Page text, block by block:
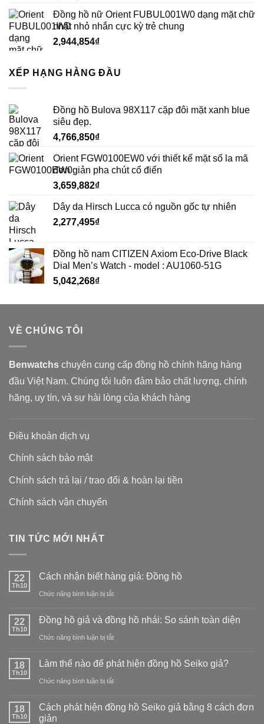
Đồng hồ nữ Orient FUBUL001W0 dạng mặt chữ
nhật nhỏ nhắn cực kỳ trẻ chung
2,944,854₫
XẾP HẠNG HÀNG ĐẦU
Đồng hồ Bulova 98X117 cặp đôi mặt xanh blue
siêu đẹp.
4,766,850₫
Orient FGW0100EW0 với thiết kế mặt số la mã
đơn giản pha chút cổ điển
3,659,882₫
Dây da Hirsch Lucca có nguồn gốc tự nhiên
2,277,495₫
Đồng hồ nam CITIZEN Axiom Eco-Drive Black
Dial Men’s Watch - model : AU1060-51G
5,042,268₫
VỀ CHÚNG TÔI
Benwatchs chuyên cung cấp đồng hồ chính hãng hàng
đầu Việt Nam. Chúng tôi luôn đảm bảo chất lượng, chính
hãng, uy tín, và sự hài lòng của khách hàng
Điều khoản dịch vụ
Chính sách bảo mật
Chính sách trả lại / trao đổi & hoàn lại tiền
Chính sách vận chuyển
TIN TỨC MỚI NHẤT
22
Th10
Cách nhận biết hàng giả: Đồng hồ
Chức năng bình luận bị tắtở
nhận
hàng
hồ
22
Th10
Đồng hồ giả và đồng hồ nhái: So sánh toàn diện
Chức năng bình luận bị tắtở
và
18
Th10
Làm thế nào để phát hiện đồng hồ Seiko giả?
Chức năng bình luận bị tắtở
thế
18
Th10
Cách phát hiện đồng hồ Seiko giả bằng 8 cách đơn
giản